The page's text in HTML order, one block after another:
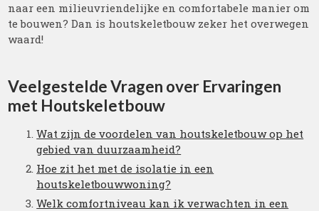
naar een milieuvriendelijke en comfortabele manier om
te bouwen? Dan is houtskeletbouw zeker het overwegen
waard!
Veelgestelde Vragen over Ervaringen
met Houtskeletbouw
Wat zijn de voordelen van houtskeletbouw op het
gebied van duurzaamheid?
Hoe zit het met de isolatie in een
houtskeletbouwwoning?
Welk comfortniveau kan ik verwachten in een